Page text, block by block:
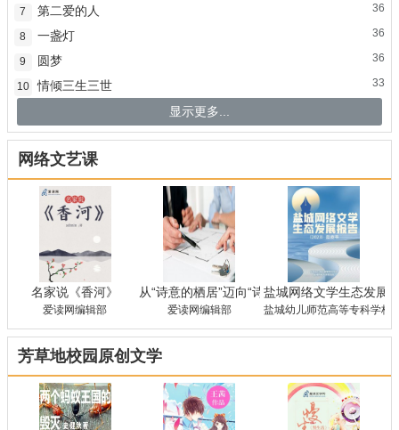
36
7 第二爱的人
36
8 一盏灯
36
9 圆梦
33
10
情倾三生三世
显示更多...
网络文艺课
名家说《香河》
爱读网编辑部
从“诗意的栖居”迈向“诗意生存”——对张谡《
爱读网编辑部
盐城网络文学生态发展
盐城幼儿师范高等专科学校
芳草地校园原创文学